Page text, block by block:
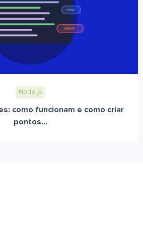
Node.js
como funcionam e como criar
pontos...